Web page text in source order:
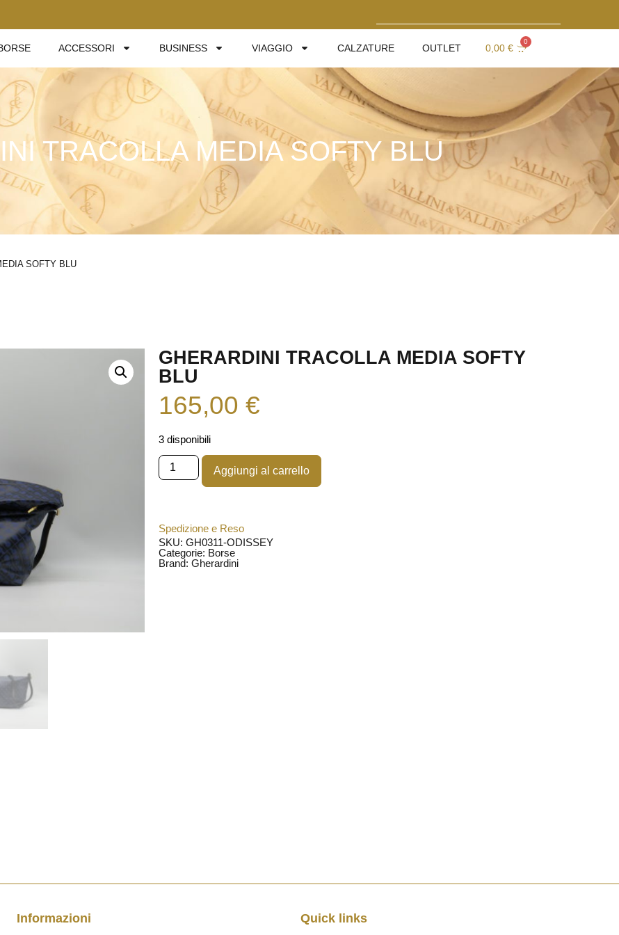
ACCESSORI BUSINESS VIAGGIO CALZATURE OUTLET 0,00 €
0
TRACOLLA MEDIA SOFTY BLU
SOFTY BLU
GHERARDINI TRACOLLA MEDIA SOFTY
BLU
165,00 €
3 disponibili
Aggiungi al carrello
Spedizione e Reso
SKU: GH0311-ODISSEY
Categorie: Borse
Brand: Gherardini
Informazioni Quick links